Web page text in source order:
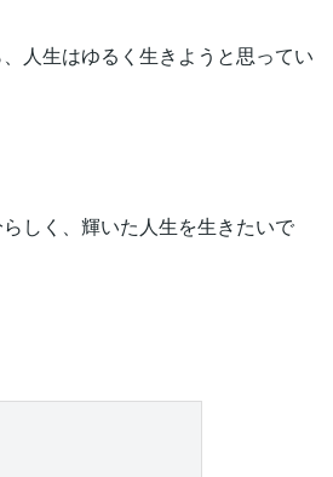
人生はゆるく生きようと思ってい
しく、輝いた人生を生きたいで